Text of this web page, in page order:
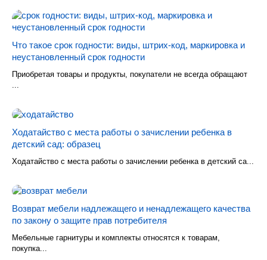
Что такое срок годности: виды, штрих-код, маркировка и
неустановленный срок годности
Приобретая товары и продукты, покупатели не всегда обращают
...
Ходатайство с места работы о зачислении ребенка в
детский сад: образец
Ходатайство с места работы о зачислении ребенка в детский са...
Возврат мебели надлежащего и ненадлежащего качества
по закону о защите прав потребителя
Мебельные гарнитуры и комплекты относятся к товарам,
покупка...